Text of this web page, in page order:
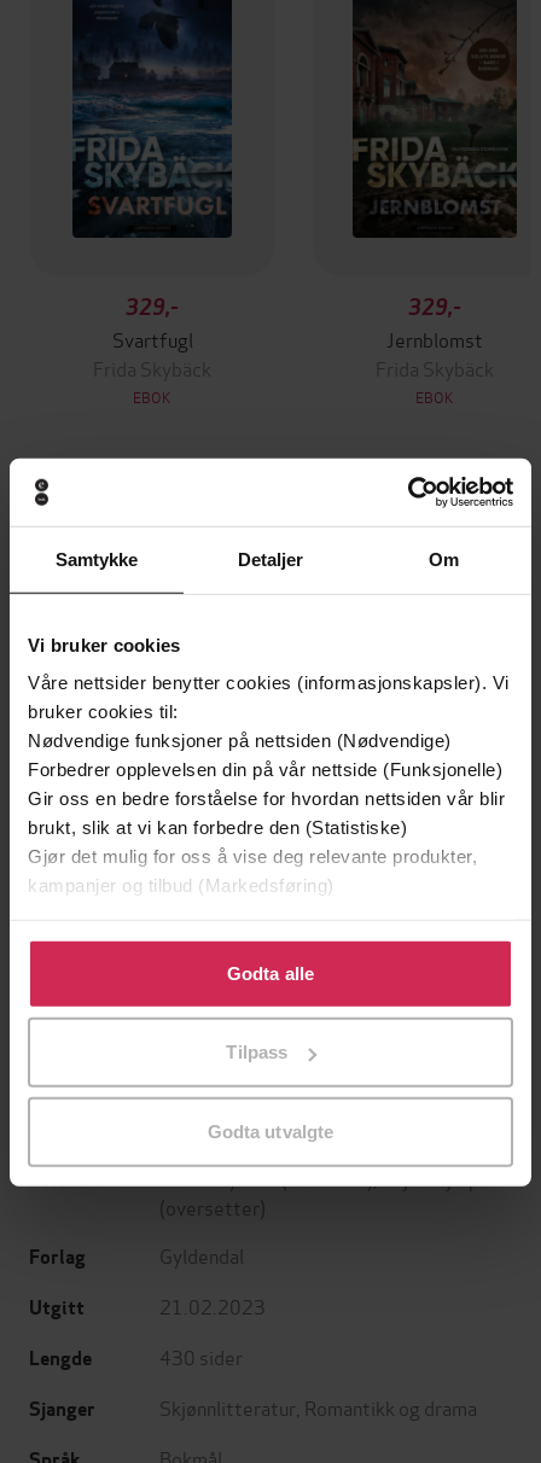
Samtykke Detaljer Om
Vi bruker cookies
Våre nettsider benytter cookies (informasjonskapsler). Vi
bruker cookies til:
Nødvendige funksjoner på nettsiden (Nødvendige)
Forbedrer opplevelsen din på vår nettside (Funksjonelle)
Gir oss en bedre forståelse for hvordan nettsiden vår blir
brukt, slik at vi kan forbedre den (Statistiske)
Gjør det mulig for oss å vise deg relevante produkter,
kampanjer og tilbud (Markedsføring)
Klikk på «Godta alle» for å gi oss ditt samtykke til å
bruke cookies for alle disse formålene. Du kan også
tilpasse ditt samtykke til spesifikke formål ved å klikke
Godta alle
Tilpass
Godta utvalgte
329,-
Svartfugl
Frida Skybäck
EBOK
329,-
Jernblomst
Frida Skybäck
EBOK
Andre har også kjøpt
Premium
Jo Nesbø
Premium
Jørn Lier Horst
Forfattere
(oversetter)
Forlag Gyldendal
Utgitt 21.02.2023
Lengde 430 sider
Sjanger Skjønnlitteratur Romantikk og drama